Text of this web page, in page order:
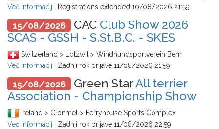
Več informacij
| Registrations extended 10/08/2026 21:59
15/08/2026 CAC Club Show 2026
SCAS - GSSH - S.St.B.C. - SKES
Switzerland > Lotzwil > Windhundsportverein Bern
Več informacij
| Zadnji rok prijave 11/08/2026 21:59
15/08/2026 Green StarAll terrier
Association - Championship Show
Ireland > Clonmel > Ferryhouse Sports Complex
Več informacij
| Zadnji rok prijave 11/08/2026 22:59